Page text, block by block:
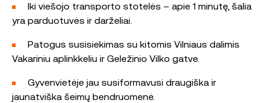
Iki viešojo transporto stotelės – apie 1 minutę, šalia
yra parduotuvės ir darželiai.
Patogus susisiekimas su kitomis Vilniaus dalimis
Vakariniu aplinkkeliu ir Geležinio Vilko gatve.
Gyvenvietėje jau susiformavusi draugiška ir
jaunatviška šeimų bendruomenė.